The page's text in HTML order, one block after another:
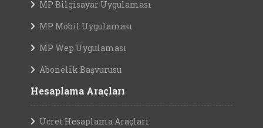
MP Bilgisayar Uygulaması
MP Mobil Uygulaması
MP Wep Uygulaması
Abonelik Başvurusu
Hesaplama Araçları
Ücret Hesaplama Araçları